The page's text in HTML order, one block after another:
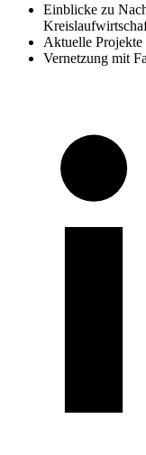
Einblicke zu
Aktuelle Projekte
Vernetzung mit